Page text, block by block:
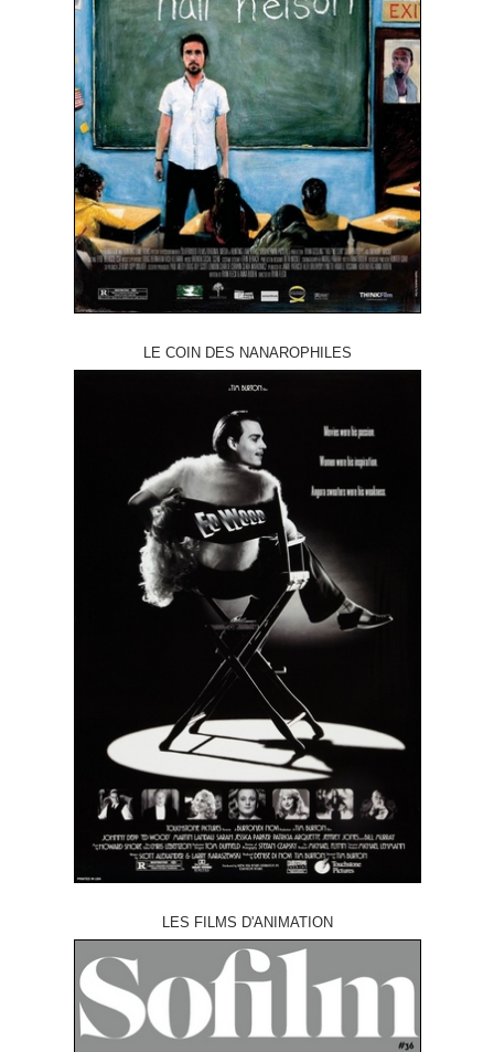
LE COIN DES NANAROPHILES
LES FILMS D'ANIMATION